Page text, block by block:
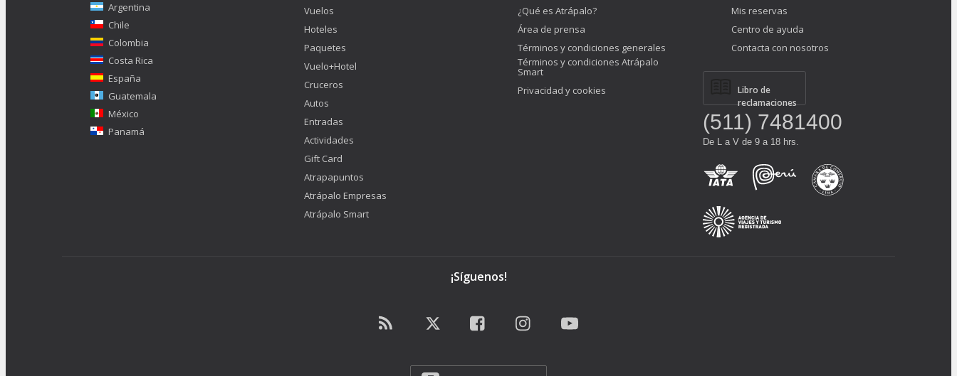
Argentina
Chile
Colombia
Costa Rica
España
Guatemala
México
Panamá
Vuelos
Hoteles
Paquetes
Vuelo+Hotel
Cruceros
Autos
Entradas
Actividades
Gift Card
Atrapapuntos
Atrápalo Empresas
Atrápalo Smart
¿Qué es Atrápalo?
Área de prensa
Términos y condiciones generales
Términos y condiciones Atrápalo
Smart
Privacidad y cookies
Mis reservas
Centro de ayuda
Contacta con nosotros
Libro de
reclamaciones
(511) 7481400
De L a V de 9 a 18 hrs.
¡Síguenos!